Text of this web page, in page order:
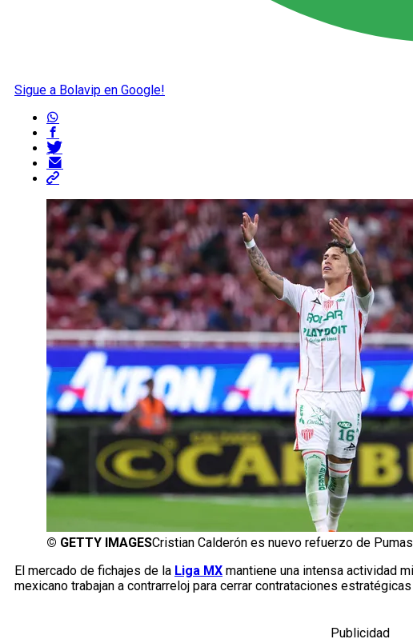
Sigue a Bolavip en Google!
© GETTY IMAGESCristian Calderón es nuevo refuerzo de
El mercado de fichajes de la Liga MX mantiene una intensa actividad
mexicano trabajan a contrarreloj para cerrar contrataciones
Publicidad